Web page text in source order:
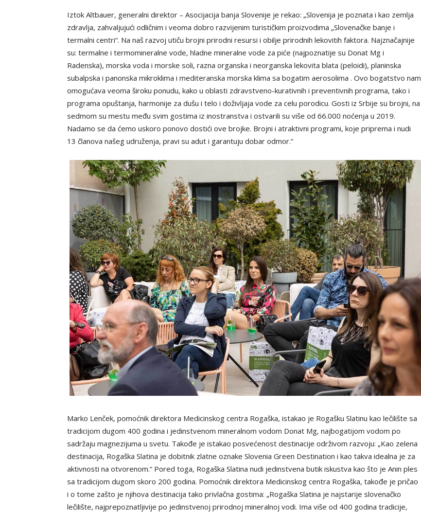
Iztok Altbauer, generalni direktor – Asocijacija banja Slovenije je rekao: „Slovenija je poznata i kao zemlja
zdravlja, zahvaljujući odličnim i veoma dobro razvijenim turističkim proizvodima „Slovenačke banje i
termalni centri“. Na naš razvoj utiču brojni prirodni resursi i obilje prirodnih lekovitih faktora. Najznačajnije
su: termalne i termomineralne vode, hladne mineralne vode za piće (najpoznatije su Donat Mg i
Radenska), morska voda i morske soli, razna organska i neorganska lekovita blata (peloidi), planinska
subalpska i panonska mikroklima i mediteranska morska klima sa bogatim aerosolima . Ovo bogatstvo nam
omogućava veoma široku ponudu, kako u oblasti zdravstveno-kurativnih i preventivnih programa, tako i
programa opuštanja, harmonije za dušu i telo i doživljaja vode za celu porodicu. Gosti iz Srbije su brojni, na
sedmom su mestu među svim gostima iz inostranstva i ostvarili su više od 66.000 noćenja u 2019.
Nadamo se da ćemo uskoro ponovo dostići ove brojke. Brojni i atraktivni programi, koje priprema i nudi
13 članova našeg udruženja, pravi su adut i garantuju dobar odmor.“
Marko Lenček, pomoćnik direktora Medicinskog centra Rogaška, istakao je Rogašku Slatinu kao lečilište sa
tradicijom dugom 400 godina i jedinstvenom mineralnom vodom Donat Mg, najbogatijom vodom po
sadržaju magnezijuma u ​​svetu. Takođe je istakao posvećenost destinacije održivom razvoju: „Kao zelena
destinacija, Rogaška Slatina je dobitnik zlatne oznake Slovenia Green Destination i kao takva idealna je za
aktivnosti na otvorenom.“ Pored toga, Rogaška Slatina nudi jedinstvena butik iskustva kao što je Anin ples
sa tradicijom dugom skoro 200 godina. Pomoćnik direktora Medicinskog centra Rogaška, takođe je pričao
i o tome zašto je njihova destinacija tako privlačna gostima: „Rogaška Slatina je najstarije slovenačko
lečilište, najprepoznatljivije po jedinstvenoj prirodnoj mineralnoj vodi. Ima više od 400 godina tradicije,